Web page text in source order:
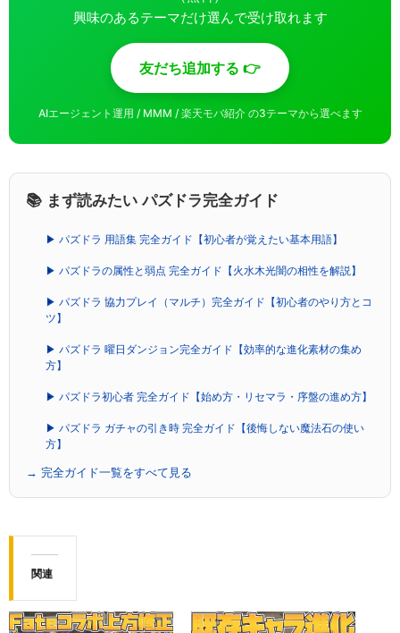
興味のあるテーマだけ選んで受け取れます
友だち追加する 👉
AIエージェント運用 / MMM / 楽天モバ紹介 の3テーマから選べます
📚 まず読みたい パズドラ完全ガイド
▶ パズドラ 用語集 完全ガイド【初心者が覚えたい基本用語】
▶ パズドラの属性と弱点 完全ガイド【火水木光闇の相性を解説】
▶ パズドラ 協力プレイ（マルチ）完全ガイド【初心者のやり方とコ
ツ】
▶ パズドラ 曜日ダンジョン完全ガイド【効率的な進化素材の集め
方】
▶ パズドラ初心者 完全ガイド【始め方・リセマラ・序盤の進め方】
▶ パズドラ ガチャの引き時 完全ガイド【後悔しない魔法石の使い
方】
→ 完全ガイド一覧をすべて見る
関連